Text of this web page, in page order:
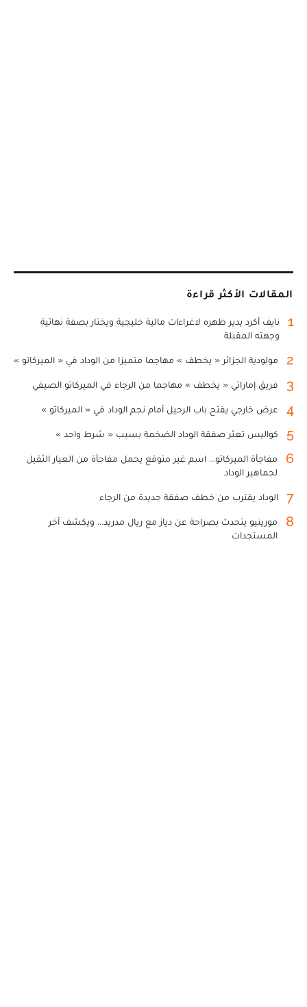
المقالات الأكثر قراءة
1
نايف أكرد يدير ظهره لاغراءات مالية خليجية ويختار بصفة نهائية
وجهته المقبلة
2 مولودية الجزائر « يخطف » مهاجما متميزا من الوداد في « الميركاتو »
3 فريق إماراتي « يخطف » مهاجما من الرجاء في الميركاتو الصيفي
4 عرض خارجي يفتح باب الرحيل أمام نجم الوداد في « الميركاتو »
5 كواليس تعثر صفقة الوداد الضخمة بسبب « شرط واحد »
6
مفاجأة الميركاتو... اسم غير متوقع يحمل مفاجأة من العيار الثقيل
لجماهير الوداد
7 الوداد يقترب من خطف صفقة جديدة من الرجاء
8
مورينيو يتحدث بصراحة عن دياز مع ريال مدريد... ويكشف آخر
المستجدات